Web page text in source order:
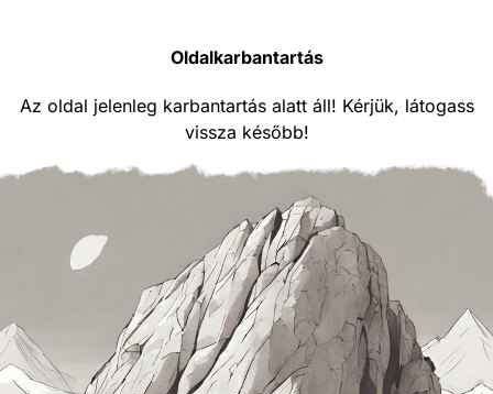
Oldalkarbantartás
Az oldal jelenleg karbantartás alatt áll! Kérjük, látogass
vissza később!